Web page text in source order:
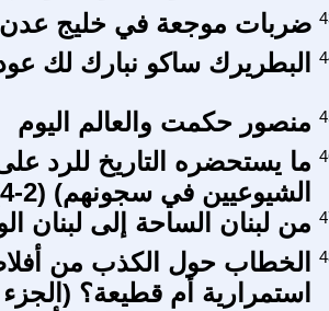
ضربات موجعة في خليج عدن
البطريرك ساكو نبارك لك
منصور حكمت والعالم اليوم
ما يستحضره التاريخ للرد
الشيوعيين في سجونهم) (2-4)
من لبنان الساحة إلى لبنان
الخطاب حول الكذب من
استمرارية أم قطيعة؟